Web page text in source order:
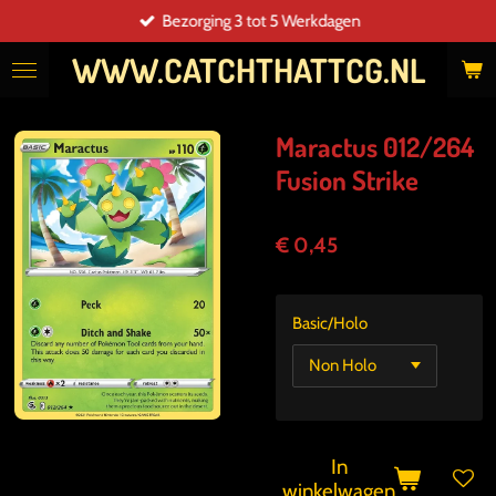
direct
naar
WWW.CATCHTHATTCG.NL
Bezorging 3 tot 5 Werkdagen
Maractus 012/264
Fusion Strike
€ 0,45
Basic/Holo
In